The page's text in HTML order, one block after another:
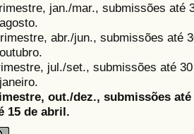
jan./mar., submissões até
abr./jun., submissões até
jul./set., submissões até
out./dez., submissões
15 de abril.